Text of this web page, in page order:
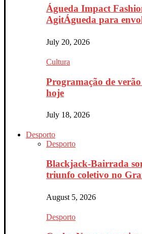
Águeda Impact
AgitÁgueda para
July 20, 2026
Cultura
Programação de
hoje
July 18, 2026
Desporto
Desporto
Blackjack-Bairrada
triunfo coletivo no
August 5, 2026
Desporto